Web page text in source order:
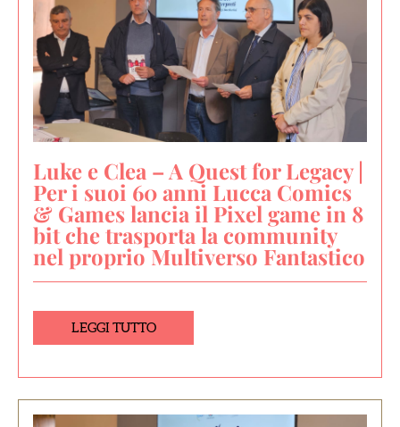
Luke e Clea – A Quest for Legacy |
Per i suoi 60 anni Lucca Comics
& Games lancia il Pixel game in 8
bit che trasporta la community
nel proprio Multiverso Fantastico
LEGGI TUTTO